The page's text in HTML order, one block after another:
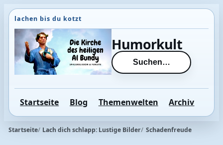
Direkt
zum
Inhalt
wechseln
Humorkult
Suchen…
Startseite Blog Themenwelten Archiv
Startseite Lach dich schlapp: Lustige Bilder Schadenfreude